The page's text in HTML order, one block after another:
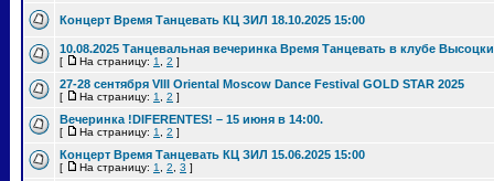
Концерт Время Танцевать КЦ ЗИЛ 18.10.2025 15:00
10.08.2025 Танцевальная вечеринка Время Танцевать в клубе
[ На страницу: 1 2 ]
27-28 сентября VIII Oriental Moscow Dance Festival GOLD STAR 2025
[ На страницу: 1 2 ]
Вечеринка !DIFERENTES! – 15 июня в 14:00.
[ На страницу: 1 2 ]
Концерт Время Танцевать КЦ ЗИЛ 15.06.2025 15:00
[ На страницу: 1 2 3 ]